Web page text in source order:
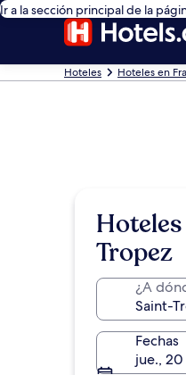
Ir a la sección principal de la
Hoteles Hoteles en
Tropez
¿A
Fechas
jue.,